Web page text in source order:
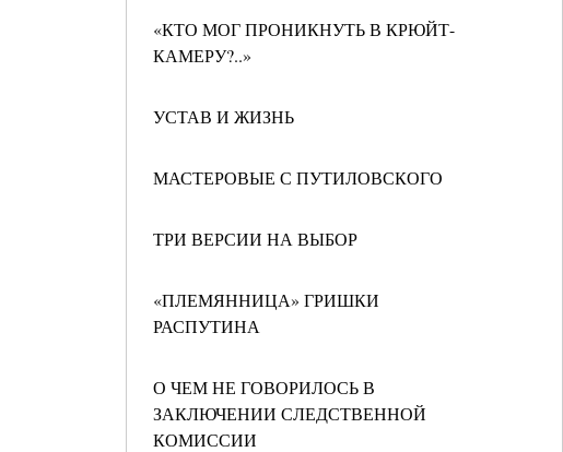
«КТО МОГ ПРОНИКНУТЬ В КРЮЙТ-
КАМЕРУ?..»
УСТАВ И ЖИЗНЬ
МАСТЕРОВЫЕ С ПУТИЛОВСКОГО
ТРИ ВЕРСИИ НА ВЫБОР
«ПЛЕМЯННИЦА» ГРИШКИ
РАСПУТИНА
О ЧЕМ НЕ ГОВОРИЛОСЬ В
ЗАКЛЮЧЕНИИ СЛЕДСТВЕННОЙ
КОМИССИИ